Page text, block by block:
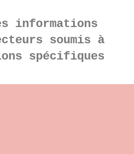
informations
soumis à
spécifiques